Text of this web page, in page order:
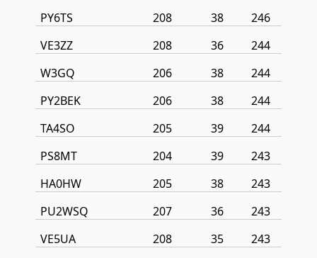
PY6TS
208 38
246
VE3ZZ
208 36
244
W3GQ
206 38
244
PY2BEK
206 38
244
TA4SO
205 39
244
PS8MT
204 39
243
HA0HW
205 38
243
PU2WSQ
207 36
243
VE5UA
208 35
243